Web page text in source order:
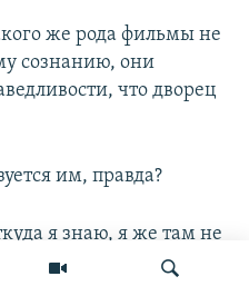
же рода фильмы не
сознанию, они
что дворец
им, правда?
я знаю, я же там не